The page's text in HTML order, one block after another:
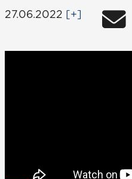
27.06.2022 [+]